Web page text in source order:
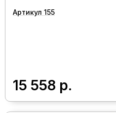
Артикул 155
15 558 р.